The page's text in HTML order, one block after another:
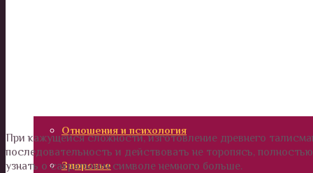
Отношения и психология
Здоровье
При кажущейся сложности, изготовление древнего
последовательность и действовать не торопясь,
узнать о сакральном символе немного больше.